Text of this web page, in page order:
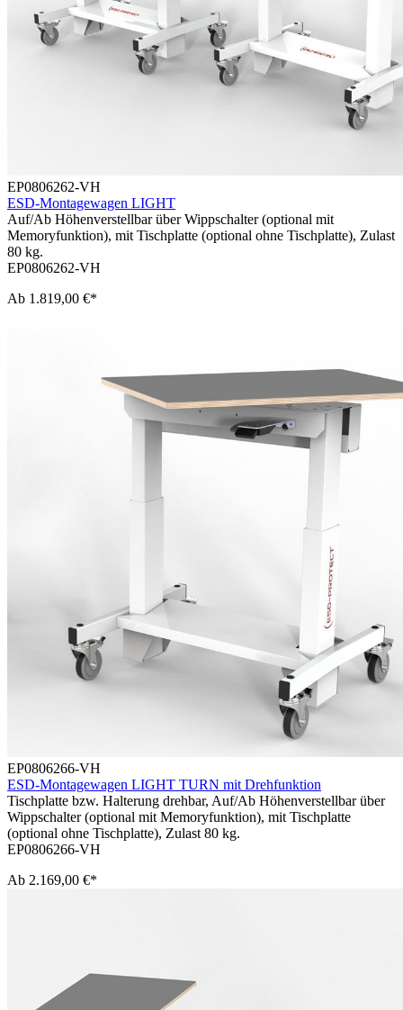
EP0806262-VH
ESD-Montagewagen LIGHT
Auf/Ab Höhenverstellbar über Wippschalter (optional mit
Memoryfunktion), mit Tischplatte (optional ohne Tischplatte), Zulast
80 kg.
EP0806262-VH
Ab 1.819,00 €*
EP0806266-VH
ESD-Montagewagen LIGHT TURN mit Drehfunktion
Tischplatte bzw. Halterung drehbar, Auf/Ab Höhenverstellbar über
Wippschalter (optional mit Memoryfunktion), mit Tischplatte
(optional ohne Tischplatte), Zulast 80 kg.
EP0806266-VH
Ab 2.169,00 €*